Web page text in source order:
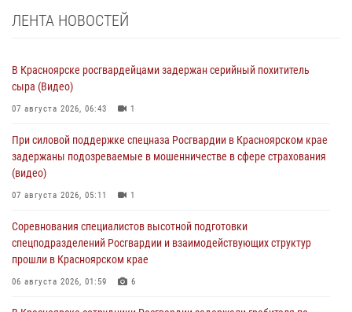
ЛЕНТА НОВОСТЕЙ
В Красноярске росгвардейцами задержан серийный похититель
сыра (Видео)
07 августа 2026, 06:43 1
При силовой поддержке спецназа Росгвардии в Красноярском крае
задержаны подозреваемые в мошенничестве в сфере страхования
(видео)
07 августа 2026, 05:11 1
Соревнования специалистов высотной подготовки
спецподразделений Росгвардии и взаимодействующих структур
прошли в Красноярском крае
06 августа 2026, 01:59 6